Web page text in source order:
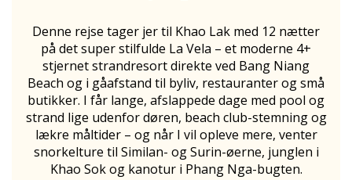
Denne rejse tager jer til Khao Lak med 12 nætter
på det super stilfulde La Vela – et moderne 4+
stjernet strandresort direkte ved Bang Niang
Beach og i gåafstand til byliv, restauranter og små
butikker. I får lange, afslappede dage med pool og
strand lige udenfor døren, beach club-stemning og
lækre måltider – og når I vil opleve mere, venter
snorkelture til Similan- og Surin-øerne, junglen i
Khao Sokog kanotur i Phang Nga-bugten.